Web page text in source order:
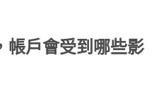
帳戶會受到哪些影